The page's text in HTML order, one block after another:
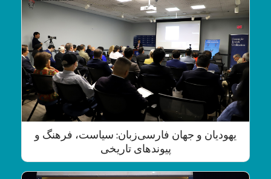
یهودیان و جهان فارسی‌زبان: سیاست، فرهنگ و
پیوندهای تاریخی